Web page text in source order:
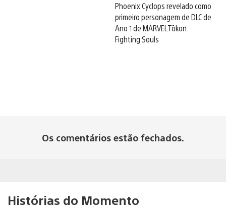
Phoenix Cyclops revelado como
primeiro personagem de DLC de
Ano 1 de MARVEL Tōkon:
Fighting Souls
Os comentários estão fechados.
Histórias do Momento